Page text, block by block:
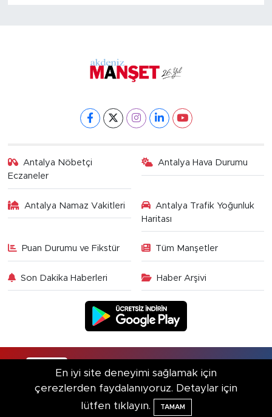
Antalya Nöbetçi
Eczaneler
Antalya Hava Durumu
Antalya Namaz Vakitleri
Antalya Trafik Yoğunluk
Haritası
Puan Durumu ve Fikstür Tüm Manşetler
Son Dakika Haberleri Haber Arşivi
Haber Yazılımı:TE Bilişim
En iyi site deneyimi sağlamak için
çerezlerden faydalanıyoruz. Detaylar için
lütfen tıklayın.
TAMAM